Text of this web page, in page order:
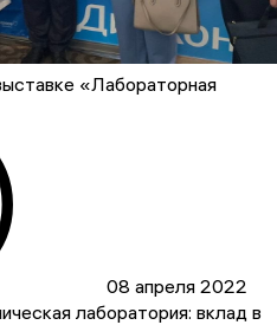
«Лабораторная
08 апреля 2022
лаборатория: вклад в